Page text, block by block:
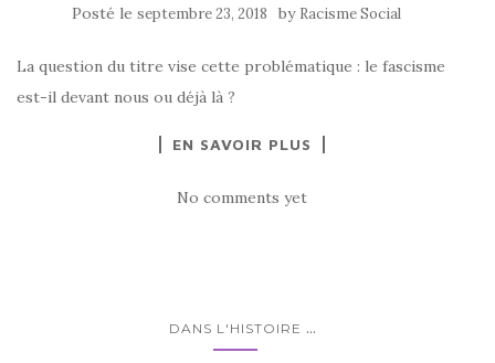
Posté le septembre 23, 2018 by Racisme Social
La question du titre vise cette problématique : le fascisme
est-il devant nous ou déjà là ?
EN SAVOIR PLUS
No comments yet
DANS L'HISTOIRE ...